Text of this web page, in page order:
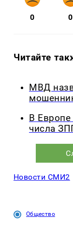
0 0
Читайте
МВД
В Европе
числа
Новости СМИ2
Общество